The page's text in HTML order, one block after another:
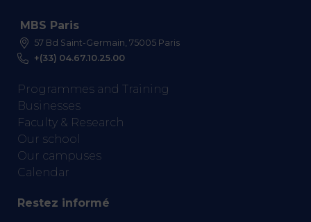
MBS Paris
57 Bd Saint-Germain, 75005 Paris
+(33) 04.67.10.25.00
Programmes and Training
Businesses
Faculty & Research
Our school
Our campuses
Calendar
Restez informé